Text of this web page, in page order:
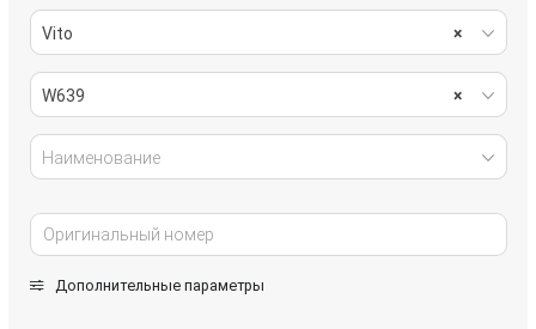
×
Vito
×
W639
Наименование
Дополнительные параметры